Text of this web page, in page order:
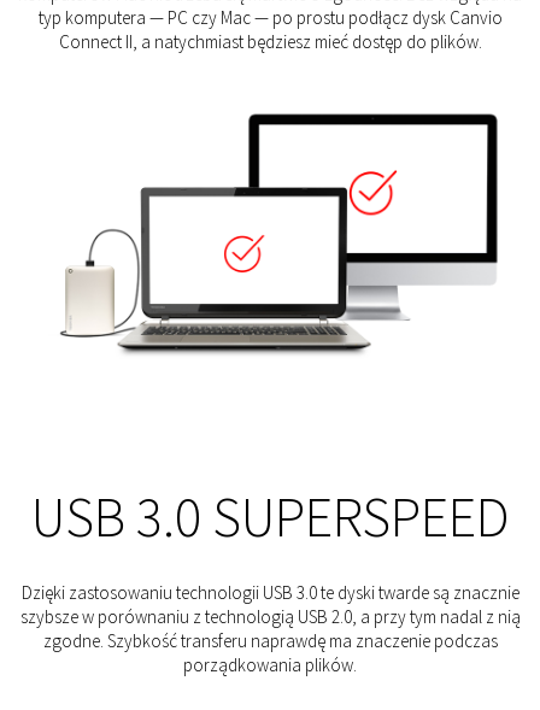
typ komputera — PC czy Mac — po prostu podłącz dysk Canvio
Connect II, a natychmiast będziesz mieć dostęp do plików.
USB 3.0 SUPERSPEED
Dzięki zastosowaniu technologii USB 3.0 te dyski twarde są znacznie
szybsze w porównaniu z technologią USB 2.0, a przy tym nadal z nią
zgodne. Szybkość transferu naprawdę ma znaczenie podczas
porządkowania plików.